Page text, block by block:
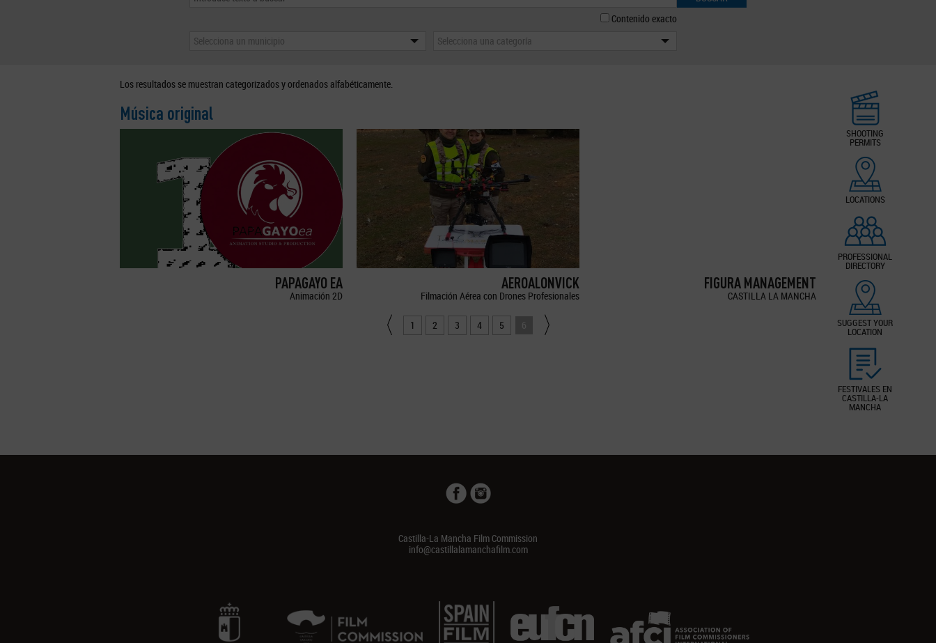
Contenido exacto
Selecciona un municipio
Selecciona una categoría
SHOOTING
PERMITS
LOCATIONS
PROFESSIONAL
DIRECTORY
SUGGEST YOUR
LOCATION
FESTIVALES EN
CASTILLA-LA
MANCHA
Los resultados se muestran categorizados y ordenados alfabéticamente.
Música original
PAPAGAYO EA
Animación 2D
AEROALONVICK
Filmación Aérea con Drones Profesionales
FIGURA MANAGEMENT
CASTILLA LA MANCHA
1 2 3 4 5 6
Castilla-La Mancha Film Commission
info@castillalamanchafilm.com